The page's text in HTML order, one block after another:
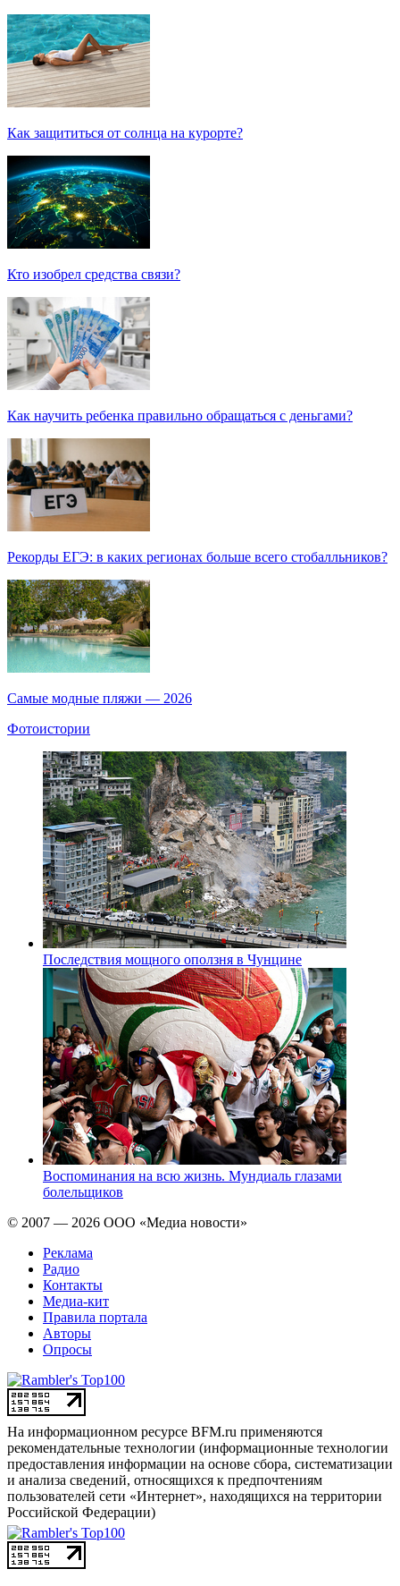
Как защититься от солнца на курорте?
Кто изобрел средства связи?
Как научить ребенка правильно обращаться с деньгами?
Рекорды ЕГЭ: в каких регионах больше всего стобалльников?
Самые модные пляжи — 2026
Фотоистории
Последствия мощного оползня в Чунцине
Воспоминания на всю жизнь. Мундиаль глазами
болельщиков
© 2007 — 2026 ООО «Медиа новости»
Реклама
Радио
Контакты
Медиа-кит
Правила портала
Авторы
Опросы
На информационном ресурсе BFM.ru применяются
рекомендательные технологии (информационные технологии
предоставления информации на основе сбора, систематизации
и анализа сведений, относящихся к предпочтениям
пользователей сети «Интернет», находящихся на территории
Российской Федерации)